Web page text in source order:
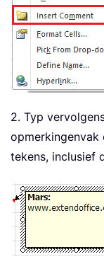
2. Typ
opmerkingenvak
tekens, inclusief